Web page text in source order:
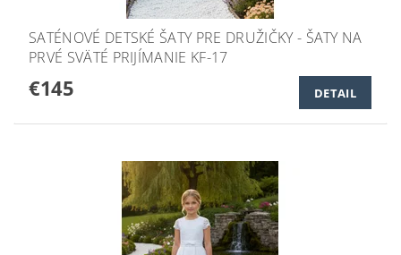
SATÉNOVÉ DETSKÉ ŠATY PRE DRUŽIČKY - ŠATY NA
PRVÉ SVÄTÉ PRIJÍMANIE KF-17
€145 DETAIL